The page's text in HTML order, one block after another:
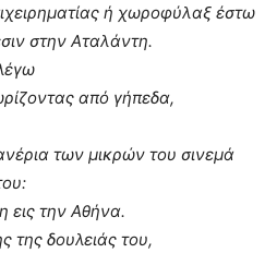
ή χωροφύλαξ έστω
στην Αταλάντη.
από γήπεδα,
των μικρών του σινεμά
εις την Αθήνα.
της δουλειάς του,